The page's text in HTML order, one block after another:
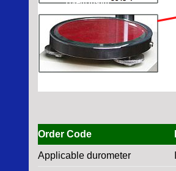
Order Code
Applicable durometer